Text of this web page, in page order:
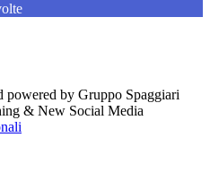
powered by Gruppo Spaggiari
& New Social Media